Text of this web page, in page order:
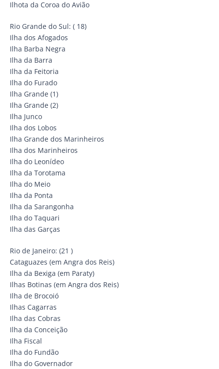
Ilhota da Coroa do Avião
Rio Grande do Sul: ( 18)
Ilha dos Afogados
Ilha Barba Negra
Ilha da Barra
Ilha da Feitoria
Ilha do Furado
Ilha Grande (1)
Ilha Grande (2)
Ilha Junco
Ilha dos Lobos
Ilha Grande dos Marinheiros
Ilha dos Marinheiros
Ilha do Leonídeo
Ilha da Torotama
Ilha do Meio
Ilha da Ponta
Ilha da Sarangonha
Ilha do Taquari
Ilha das Garças
Rio de Janeiro: (21 )
Cataguazes (em Angra dos Reis)
Ilha da Bexiga (em Paraty)
Ilhas Botinas (em Angra dos Reis)
Ilha de Brocoió
Ilhas Cagarras
Ilha das Cobras
Ilha da Conceição
Ilha Fiscal
Ilha do Fundão
Ilha do Governador